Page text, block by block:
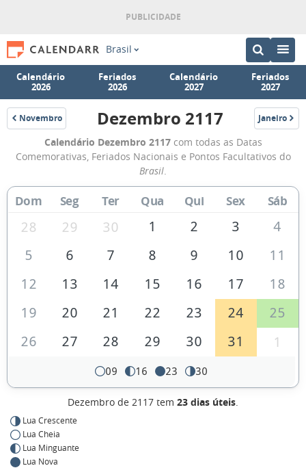
Brasil
Calendário
2026
Feriados
2026
Calendário
2027
Feriados
2027
Novembro
2117
Calendário
de
Dezembro
de
2117
Dezembro 2117 Janeiro
2118
Calendário Dezembro 2117com todas as Datas
Comemorativas, Feriados Nacionais e Pontos Facultativos do
Brasil.
Dom Seg Ter Qua Qui Sex Sáb
28 29 30 1 2 3
4
5
6 7 8 9 10
11
12
13 14 15 16 17
18
19
20 21 22 23 24
25
26
27 28 29 30 31 1
09 16 23 30
Dezembro de 2117 tem 23 dias úteis.
Lua Crescente
Lua Cheia
Lua Minguante
Lua Nova